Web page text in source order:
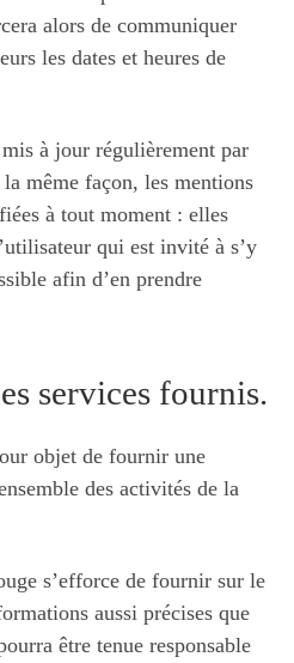
alors de communiquer
les dates et heures de
à jour régulièrement par
même façon, les mentions
à tout moment : elles
qui est invité à s’y
afin d’en prendre
services fournis.
objet de fournir une
des activités de la
s’efforce de fournir sur le
aussi précises que
être tenue responsable